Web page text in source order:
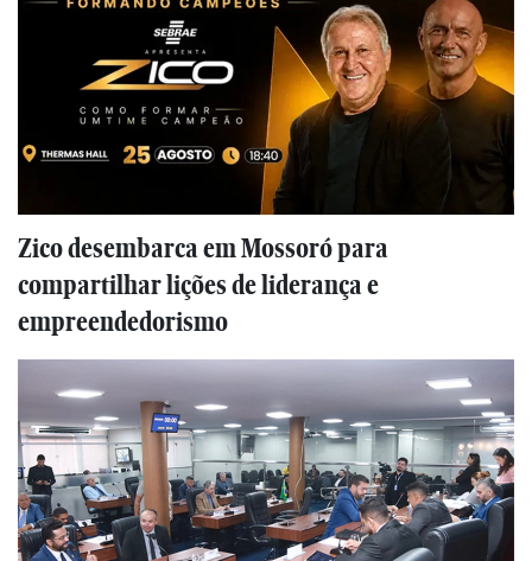
Zico desembarca em Mossoró para
compartilhar lições de liderança e
empreendedorismo